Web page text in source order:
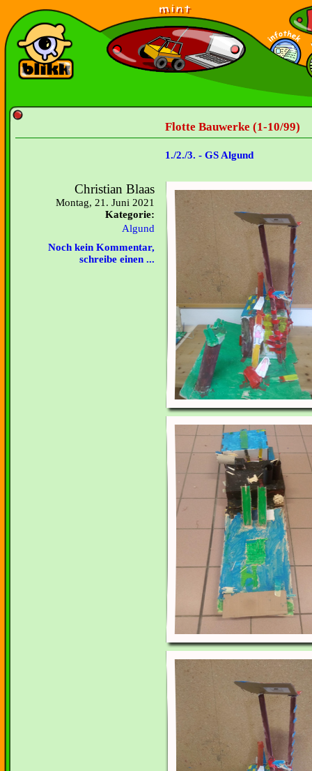
Flotte Bauwerke (1-10/99)
1./2./3. - GS Algund
Christian Blaas
Montag, 21. Juni 2021
Kategorie:
Algund
Noch kein Kommentar,
schreibe einen ...